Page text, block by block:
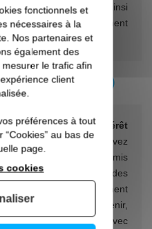
locales ou territoriales ainsi
d’énergie également
vitrages.
ZÉRO (ÉCO-PTZ)
d’un taux d’intérêt
2022 vous pouvez
du crédit est soumis
doit servir à financer des
comme le remplacement
vitrage. Pour l’obtenir,
qui a signé un accord avec
fonctionnels et
nécessaires à la
Nos partenaires et
également des
le trafic afin
client
préférences à tout
au bas de
page.
cookies